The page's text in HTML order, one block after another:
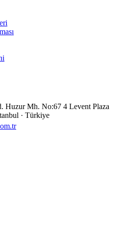
Huzur Mh. No:67 4 Levent Plaza
· Türkiye